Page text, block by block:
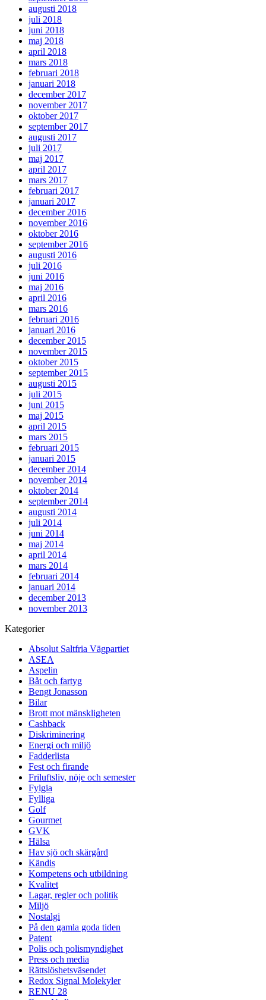
augusti 2018
juli 2018
juni 2018
maj 2018
april 2018
mars 2018
februari 2018
januari 2018
december 2017
november 2017
oktober 2017
september 2017
augusti 2017
juli 2017
maj 2017
april 2017
mars 2017
februari 2017
januari 2017
december 2016
november 2016
oktober 2016
september 2016
augusti 2016
juli 2016
juni 2016
maj 2016
april 2016
mars 2016
februari 2016
januari 2016
december 2015
november 2015
oktober 2015
september 2015
augusti 2015
juli 2015
juni 2015
maj 2015
april 2015
mars 2015
februari 2015
januari 2015
december 2014
november 2014
oktober 2014
september 2014
augusti 2014
juli 2014
juni 2014
maj 2014
april 2014
mars 2014
februari 2014
januari 2014
december 2013
november 2013
Kategorier
Absolut Saltfria Vägpartiet
ASEA
Aspelin
Båt och fartyg
Bengt Jonasson
Bilar
Brott mot mänskligheten
Cashback
Diskriminering
Energi och miljö
Fadderlista
Fest och firande
Friluftsliv, nöje och semester
Fylgia
Fylliga
Golf
Gourmet
GVK
Hälsa
Hav sjö och skärgård
Kändis
Kompetens och utbildning
Kvalitet
Lagar, regler och politik
Miljö
Nostalgi
På den gamla goda tiden
Patent
Polis och polismyndighet
Press och media
Rättslöshetsväsendet
Redox Signal Molekyler
RENU 28